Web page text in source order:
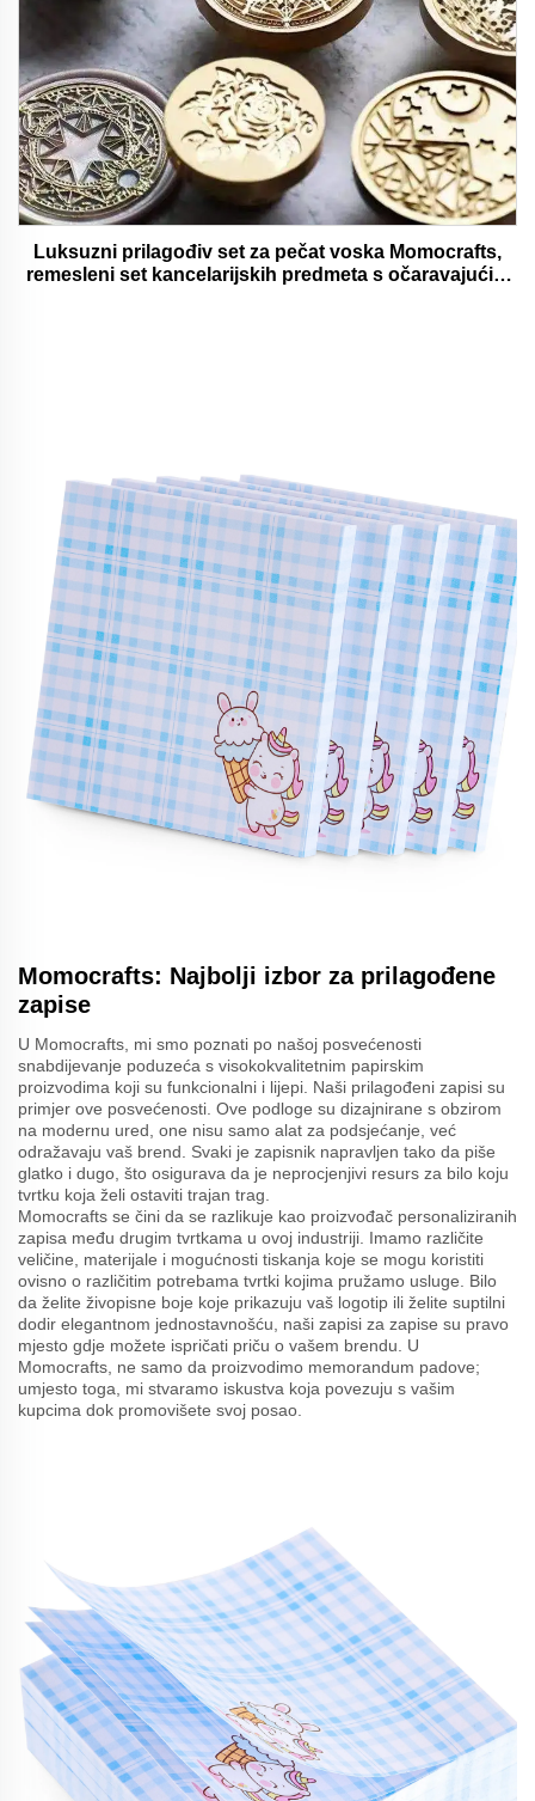
Luksuzni prilagođiv set za pečat voska Momocrafts,
remesleni set kancelarijskih predmeta s očaravajućim
Momocrafts: Najbolji izbor za prilagođene
zapise
U Momocrafts, mi smo poznati po našoj posvećenosti
snabdijevanje poduzeća s visokokvalitetnim papirskim
proizvodima koji su funkcionalni i lijepi. Naši prilagođeni zapisi su
primjer ove posvećenosti. Ove podloge su dizajnirane s obzirom
na modernu ured, one nisu samo alat za podsjećanje, već
odražavaju vaš brend. Svaki je zapisnik napravljen tako da piše
glatko i dugo, što osigurava da je neprocjenjivi resurs za bilo koju
tvrtku koja želi ostaviti trajan trag.
Momocrafts se čini da se razlikuje kao proizvođač personaliziranih
zapisa među drugim tvrtkama u ovoj industriji. Imamo različite
veličine, materijale i mogućnosti tiskanja koje se mogu koristiti
ovisno o različitim potrebama tvrtki kojima pružamo usluge. Bilo
da želite živopisne boje koje prikazuju vaš logotip ili želite suptilni
dodir elegantnom jednostavnošću, naši zapisi za zapise su pravo
mjesto gdje možete ispričati priču o vašem brendu. U
Momocrafts, ne samo da proizvodimo memorandum padove;
umjesto toga, mi stvaramo iskustva koja povezuju s vašim
kupcima dok promovišete svoj posao.